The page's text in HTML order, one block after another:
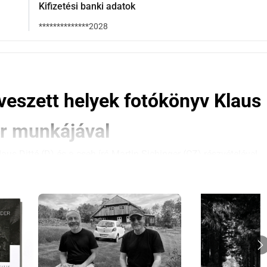
Kifizetési banki adatok
**************2028
helyek fotókönyv Klaus
munkájával
ezúton is köszönjük!
küldünk nektek a Elhagyott csodák könyvünkből.
címet a következő email címre: klaus.ditte@t-online.de
erdő tájain és történelmén, felfedezve az elveszett
utakat és mélyedéseket a tájban mindezek a